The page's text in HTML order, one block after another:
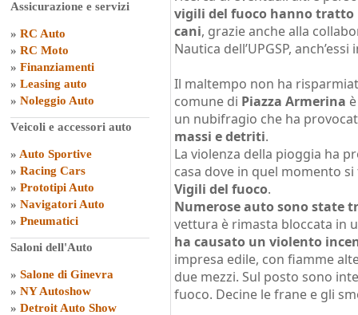
Assicurazione e servizi
» RC Auto
» RC Moto
» Finanziamenti
» Leasing auto
» Noleggio Auto
Veicoli e accessori auto
» Auto Sportive
» Racing Cars
» Prototipi Auto
» Navigatori Auto
» Pneumatici
Saloni dell'Auto
» Salone di Ginevra
» NY Autoshow
» Detroit Auto Show
vigili del fuoco hanno tratto
cani, grazie anche alla
Nautica dell’UPGSP,
Il maltempo non ha
comune di Piazza Armerina
un nubifragio che ha
massi e detriti.
La violenza della pioggia ha
casa dove in quel momento
Vigili del fuoco.
Numerose auto sono state
vettura è rimasta bloccata in
ha causato un violento
impresa edile, con fiamme
due mezzi. Sul posto sono
fuoco. Decine le frane e gli